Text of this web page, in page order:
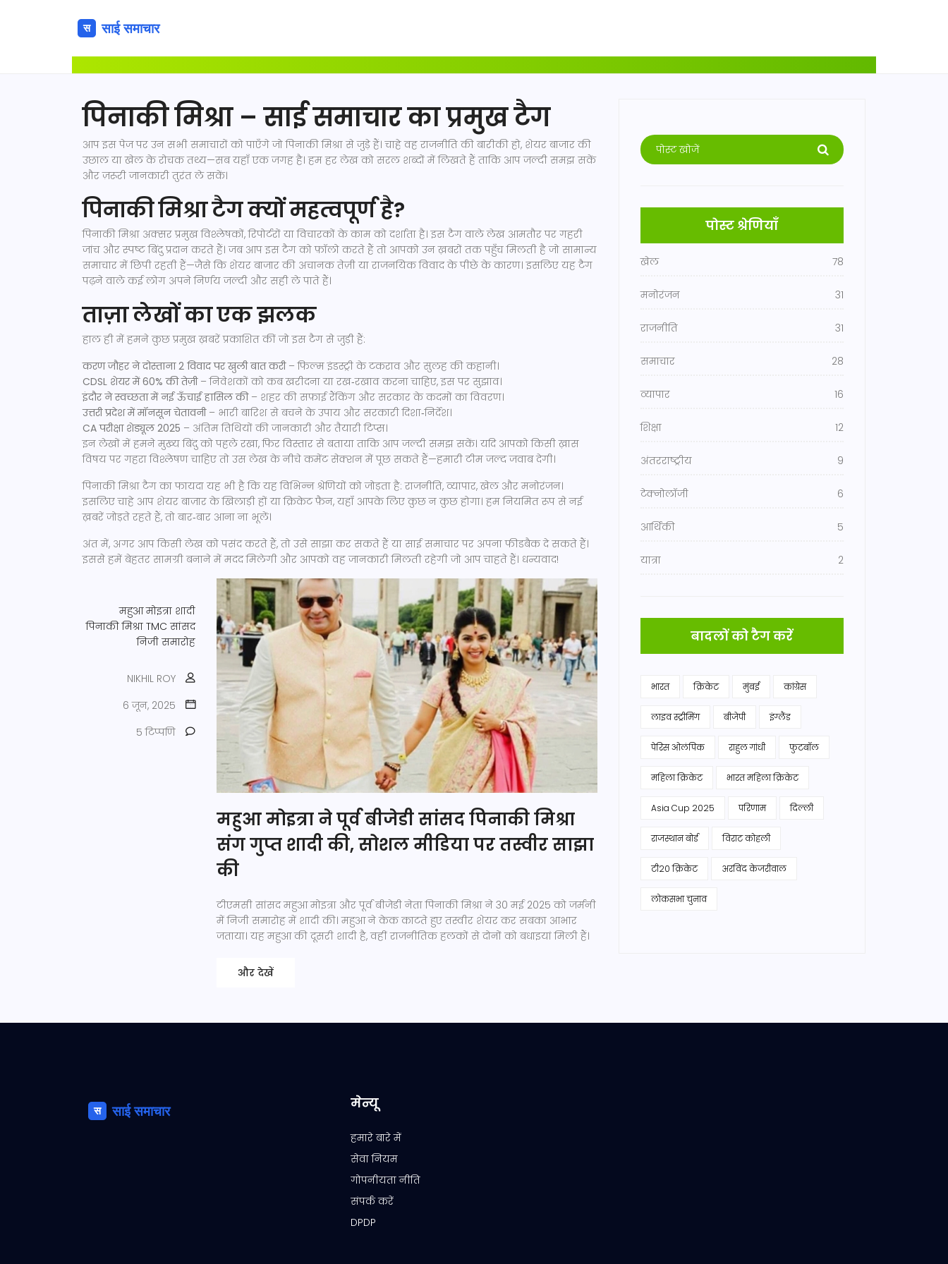
पिनाकी मिश्रा – साई समाचार का प्रमुख टैग
आप इस पेज पर उन सभी समाचारों को पाएँगे जो पिनाकी मिश्रा से जुड़े हैं। चाहे वह राजनीति की बारीकी हो, शेयर बाजार की
उछाल या खेल के रोचक तथ्य—सब यहाँ एक जगह है। हम हर लेख को सरल शब्दों में लिखते हैं ताकि आप जल्दी समझ सकें
और ज़रूरी जानकारी तुरंत ले सकें।
पिनाकी मिश्रा टैग क्यों महत्वपूर्ण है?
पिनाकी मिश्रा अक्सर प्रमुख विश्लेषकों, रिपोर्टरों या विचारकों के काम को दर्शाता है। इस टैग वाले लेख आमतौर पर गहरी
जांच और स्पष्ट बिंदु प्रदान करते हैं। जब आप इस टैग को फ़ॉलो करते हैं तो आपको उन ख़बरों तक पहुँच मिलती है जो सामान्य
समाचार में छिपी रहती हैं—जैसे कि शेयर बाजार की अचानक तेज़ी या राजनयिक विवाद के पीछे के कारण। इसलिए यह टैग
पढ़ने वाले कई लोग अपने निर्णय जल्दी और सही ले पाते हैं।
ताज़ा लेखों का एक झलक
हाल ही में हमने कुछ प्रमुख ख़बरें प्रकाशित कीं जो इस टैग से जुड़ी हैं:
करण जौहर ने दोस्ताना 2 विवाद पर खुली बात करी– फिल्म इंडस्ट्री के टकराव और सुलह की कहानी।
CDSL शेयर में 60% की तेज़ी– निवेशकों को कब खरीदना या रख‑रखाव करना चाहिए, इस पर सुझाव।
इंदौर ने स्वच्छता में नई ऊँचाई हासिल की– शहर की सफ़ाई रैंकिंग और सरकार के कदमों का विवरण।
उत्तरी प्रदेश में मॉनसून चेतावनी– भारी बारिश से बचने के उपाय और सरकारी दिशा‑निर्देश।
CA परीक्षा शेड्यूल 2025 – अंतिम तिथियों की जानकारी और तैयारी टिप्स।
इन लेखों में हमने मुख्य बिंदु को पहले रखा, फिर विस्तार से बताया ताकि आप जल्दी समझ सकें। यदि आपको किसी ख़ास
विषय पर गहरा विश्लेषण चाहिए तो उस लेख के नीचे कमेंट सेक्शन में पूछ सकते हैं—हमारी टीम जल्द जवाब देगी।
पिनाकी मिश्रा टैग का फायदा यह भी है कि यह विभिन्न श्रेणियों को जोड़ता है: राजनीति, व्यापार, खेल और मनोरंजन।
इसलिए चाहे आप शेयर बाज़ार के खिलाड़ी हों या क्रिकेट फ़ैन, यहाँ आपके लिए कुछ न कुछ होगा। हम नियमित रूप से नई
ख़बरें जोड़ते रहते हैं, तो बार‑बार आना ना भूलें।
अंत में, अगर आप किसी लेख को पसंद करते हैं, तो उसे साझा कर सकते हैं या साई समाचार पर अपना फीडबैक दे सकते हैं।
इससे हमें बेहतर सामग्री बनाने में मदद मिलेगी और आपको वह जानकारी मिलती रहेगी जो आप चाहते हैं। धन्यवाद!
महुआ मोइत्रा शादी
पिनाकी मिश्रा TMC सांसद
निजी समारोह
NIKHIL ROY
6 जून, 2025
5 टिप्पणि
महुआ मोइत्रा ने पूर्व बीजेडी सांसद पिनाकी मिश्रा
संग गुप्त शादी की, सोशल मीडिया पर तस्वीर साझा
की
टीएमसी सांसद महुआ मोइत्रा और पूर्व बीजेडी नेता पिनाकी मिश्रा ने 30 मई 2025 को जर्मनी
में निजी समारोह में शादी की। महुआ ने केक काटते हुए तस्वीर शेयर कर सबका आभार
जताया। यह महुआ की दूसरी शादी है, वहीं राजनीतिक हलकों से दोनों को बधाइयां मिली हैं।
और देखें
पोस्ट श्रेणियाँ
खेल 78
मनोरंजन 31
राजनीति 31
समाचार 28
व्यापार 16
शिक्षा 12
अंतरराष्ट्रीय 9
टेक्नोलॉजी 6
आर्थिकी 5
यात्रा 2
बादलों को टैग करें
भारत क्रिकेट मुंबई कांग्रेस
लाइव स्ट्रीमिंग बीजेपी इंग्लैंड
पेरिस ओलंपिक राहुल गांधी फुटबॉल
महिला क्रिकेट भारत महिला क्रिकेट
Asia Cup 2025 परिणाम दिल्ली
राजस्थान बोर्ड विराट कोहली
टी20 क्रिकेट अरविंद केजरीवाल
लोकसभा चुनाव
मेन्यू
हमारे बारे में
सेवा नियम
गोपनीयता नीति
संपर्क करें
DPDP